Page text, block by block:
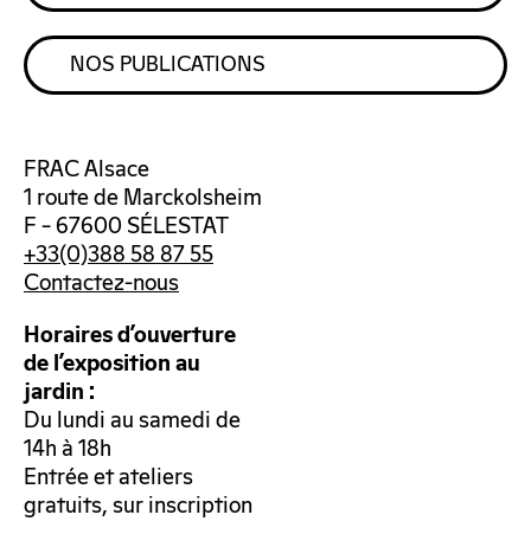
NOS PUBLICATIONS
FRAC Alsace
1 route de Marckolsheim
F – 67600 SÉLESTAT
+33(0)388 58 87 55
Contactez-nous
Horaires d’ouverture
de l’exposition au
jardin :
Du lundi au samedi de
14h à 18h
Entrée et ateliers
gratuits, sur inscription